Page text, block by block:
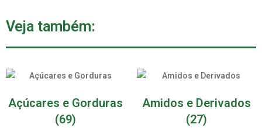
Veja também:
Açúcares e Gorduras
(69)
Amidos e Derivados
(27)